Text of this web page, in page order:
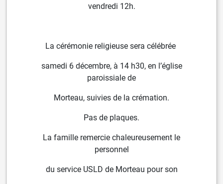
vendredi 12h.
La cérémonie religieuse sera célébrée
samedi 6 décembre, à 14 h30, en l’église
paroissiale de
Morteau, suivies de la crémation.
Pas de plaques.
La famille remercie chaleureusement le
personnel
du service USLD de Morteau pour son